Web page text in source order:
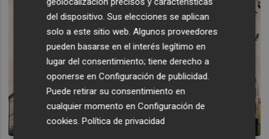
del dispositivo. Sus elecciones se aplican
solo a este sitio web. Algunos proveedores
pueden basarse en el interés legítimo en
lugar del consentimiento; tiene derecho a
oponerse enConfiguración de publicidad.
Puede retirar su consentimiento en
cualquier momento enConfiguración de
cookies.Política de privacidad